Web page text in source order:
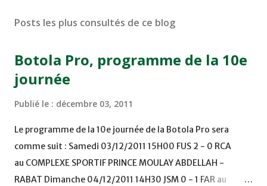
Posts les plus consultés de ce blog
Botola Pro, programme de la 10e
journée
Publié le : décembre 03, 2011
Le programme de la 10e journée de la Botola Pro sera
comme suit : Samedi 03/12/2011 15H00 FUS 2 - 0 RCA
au COMPLEXE SPORTIF PRINCE MOULAY ABDELLAH -
RABAT Dimanche 04/12/2011 14H30 JSM 0 - 1 FAR au